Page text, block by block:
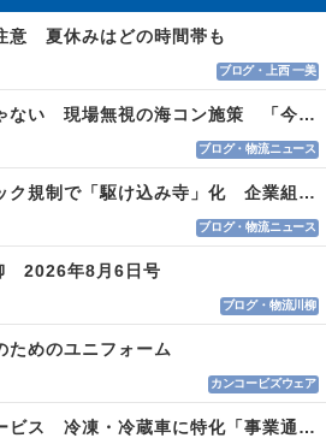
意 夏休みはどの時間帯も
ブログ・上西 一美
違う違うそれじゃない 現場無視の海コン施策 「今でも平均２～３時間は待つ」
ブログ・物流ニュース
白ナンバートラック規制で「駆け込み寺」化 企業組合が入会基準を見直しへ
ブログ・物流ニュース
2026年8月6日号
ブログ・物流川柳
ためのユニフォーム
カンコービズウェア
ヘイワオートサービス 冷凍・冷蔵車に特化「事業通じ貢献目指す」